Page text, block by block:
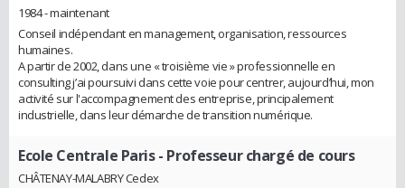
1984 - maintenant
Conseil indépendant en management, organisation, ressources
humaines.
A partir de 2002, dans une « troisième vie » professionnelle en
consulting j’ai poursuivi dans cette voie pour centrer, aujourd’hui, mon
activité sur l'accompagnement des entreprise, principalement
industrielle, dans leur démarche de transition numérique.
Ecole Centrale Paris- Professeur chargé de cours
CHÂTENAY-MALABRY Cedex